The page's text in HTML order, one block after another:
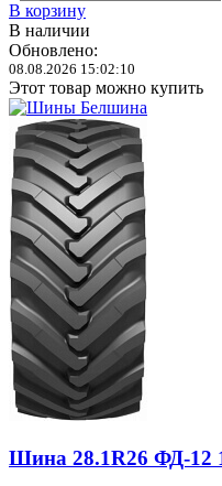
В корзину
В наличии
Обновлено:
08.08.2026 15:02:10
Этот товар можно купить
Шина 28.1R26 ФД-12